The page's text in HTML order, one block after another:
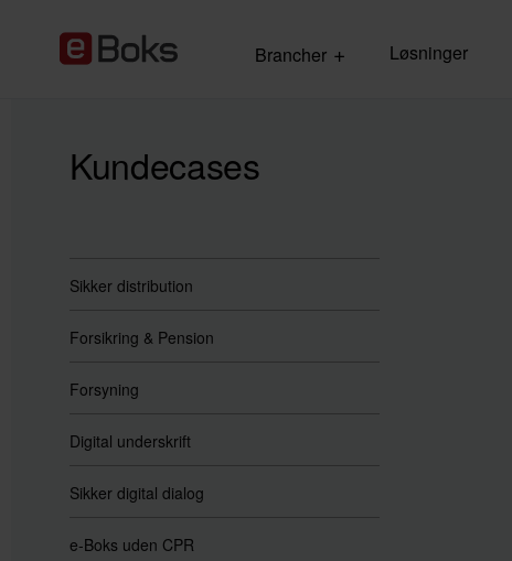
Brancher Løsninger
Kundecases
Sikker distribution
Forsikring & Pension
Forsyning
Digital underskrift
Sikker digital dialog
e-Boks uden CPR